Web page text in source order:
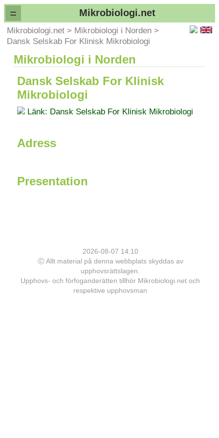
= Mikrobiologi.net
Mikrobiologi.net > Mikrobiologi i Norden >
Dansk Selskab For Klinisk Mikrobiologi
Mikrobiologi i Norden
Dansk Selskab For Klinisk
Mikrobiologi
Länk: Dansk Selskab For Klinisk Mikrobiologi
Adress
Presentation
2026-08-07 14:10
Ⓒ Allt material på denna webbplats skyddas av
upphovsrättslagen.
Upphovs- och förfoganderätten tillhör Mikrobiologi.net och
respektive upphovsman